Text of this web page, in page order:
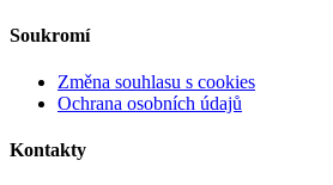
Soukromí
Změna souhlasu s cookies
Ochrana osobních údajů
Kontakty